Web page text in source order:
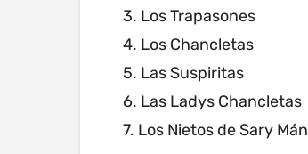
3. Los Trapasones
4. Los Chancletas
5. Las Suspiritas
6. Las Ladys Chancletas
7. Los Nietos de Sary